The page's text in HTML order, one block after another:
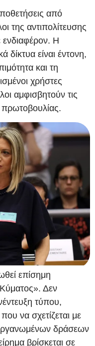
από
της αντιπολίτευσης
ενδιαφέρον. Η
δίκτυα είναι έντονη,
και τη
χρήστες
αμφισβητούν τις
πρωτοβουλίας.
επίσημη
Δεν
τύπου,
να σχετίζεται με
δράσεων
βρίσκεται σε